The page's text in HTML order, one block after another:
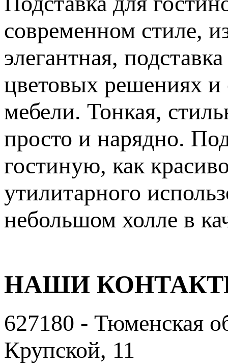
современном стиле,
элегантная,
цветовых решениях
мебели. Тонкая,
просто и нарядно.
гостиную, как
утилитарного
небольшом холле в
НАШИ
627180 - Тюменская
Крупской, 11